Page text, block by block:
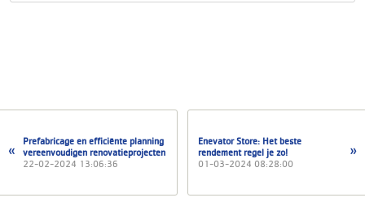
Prefabricage en efficiënte planning
vereenvoudigen renovatieprojecten
22-02-2024 13:06:36
Enevator Store: Het beste
rendement regel je zo!
01-03-2024 08:28:00